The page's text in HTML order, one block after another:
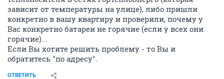
зависит от температуры на улице), либо пришли
конкретно в вашу квартиру и проверили, почему у
Вас конкретно батареи не горячие (если у всех они
горячие)...
Если Вы хотите решить проблему - то Вы и
обратитесь "по адресу".
ОТВЕТИТЬ